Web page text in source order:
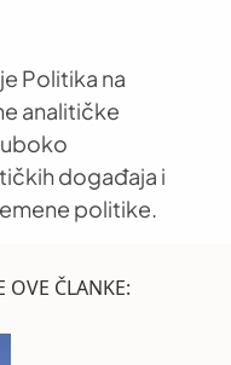
Politika na
analitičke
događaja i
politike.
OVE ČLANKE: